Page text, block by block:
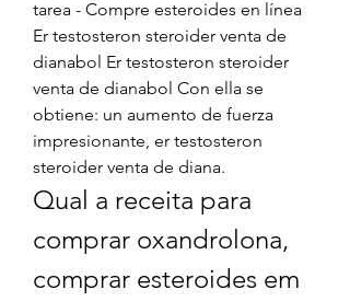
tarea - Compre esteroides en línea
Er testosteron steroider venta de
dianabol Er testosteron steroider
venta de dianabol Con ella se
obtiene: un aumento de fuerza
impresionante, er testosteron
steroider venta de diana.
Qual a receita para
comprar oxandrolona,
comprar esteroides em